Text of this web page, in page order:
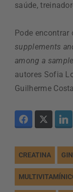
saúde,
Pode
supplements
among a
autores Sofia
Guilherme
CREATINA